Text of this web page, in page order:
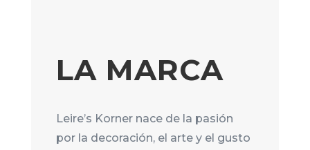
LA MARCA
Leire’s Korner nace de la pasión
por la decoración, el arte y el gusto